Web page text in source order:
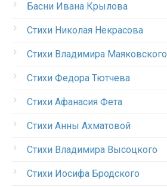
Басни Ивана Крылова
Стихи Николая Некрасова
Стихи Владимира Маяковского
Стихи Федора Тютчева
Стихи Афанасия Фета
Стихи Анны Ахматовой
Стихи Владимира Высоцкого
Стихи Иосифа Бродского